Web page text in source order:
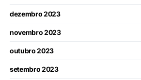
dezembro 2023
novembro 2023
outubro 2023
setembro 2023